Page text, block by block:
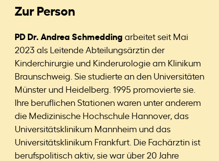
Zur Person
PD Dr. Andrea Schmedding arbeitet seit Mai
2023 als Leitende Abteilungsärztin der
Kinderchirurgie und Kinderurologie am Klinikum
Braunschweig. Sie studierte an den Universitäten
Münster und Heidelberg. 1995 promovierte sie.
Ihre beruflichen Stationen waren unter anderem
die Medizinische Hochschule Hannover, das
Universitätsklinikum Mannheim und das
Universitätsklinikum Frankfurt. Die Fachärztin ist
berufspolitisch aktiv, sie war über 20 Jahre